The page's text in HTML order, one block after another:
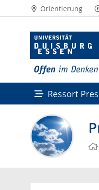
Orientierung
Ressort